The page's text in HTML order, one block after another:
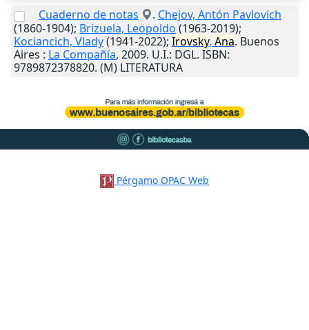
Cuaderno de notas . Chejov, Antón Pavlovich
(1860-1904); Brizuela, Leopoldo (1963-2019);
Kociancich, Vlady(1941-2022); Irovsky, Ana. Buenos
Aires : La Compañía, 2009. U.I.: DGL. ISBN:
9789872378820. (M) LITERATURA
Pérgamo OPAC Web